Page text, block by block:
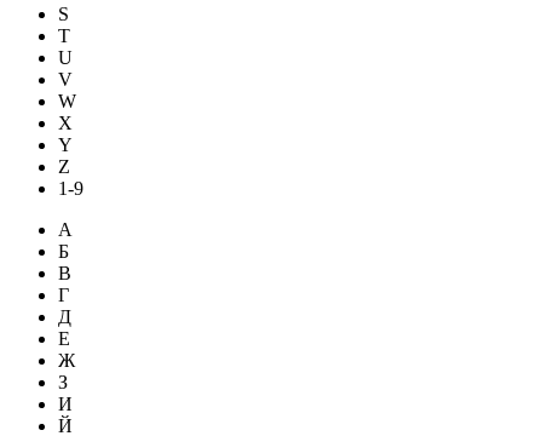
S
T
U
V
W
X
Y
Z
1-9
А
Б
В
Г
Д
Е
Ж
З
И
Й